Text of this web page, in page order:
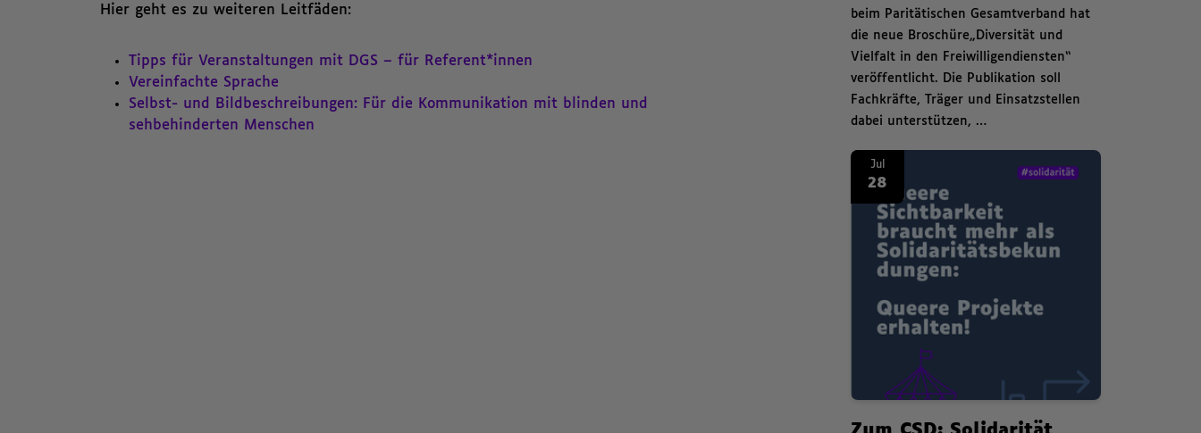
Hier geht es zu weiteren Leitfäden:
Tipps für Veranstaltungen mit DGS – für Referent*innen
Vereinfachte Sprache
Selbst- und Bildbeschreibungen: Für die Kommunikation mit blinden und
sehbehinderten Menschen
beim Paritätischen Gesamtverband hat
die neue Broschüre„Diversität und
Vielfalt in den Freiwilligendiensten“
veröffentlicht. Die Publikation soll
Fachkräfte, Träger und Einsatzstellen
dabei unterstützen, …
News.
Jul
28
News. Zum CSD: Solidarität zeigen, Queerness sichtbar machen